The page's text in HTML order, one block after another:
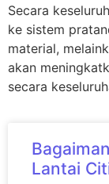
Secara
ke sistem
material,
akan
secara
Lantai